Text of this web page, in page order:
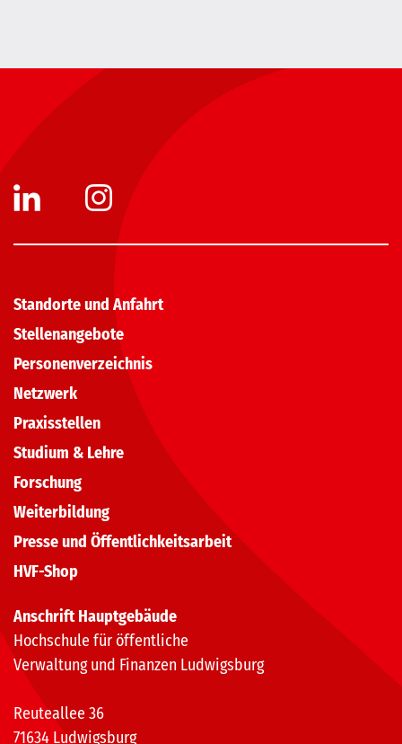
Standorte und Anfahrt
Stellenangebote
Personenverzeichnis
Netzwerk
Praxisstellen
Studium & Lehre
Forschung
Weiterbildung
Presse und Öffentlichkeitsarbeit
HVF-Shop
Anschrift Hauptgebäude
Hochschule für öffentliche
Verwaltung und Finanzen Ludwigsburg
Reuteallee 36
71634 Ludwigsburg